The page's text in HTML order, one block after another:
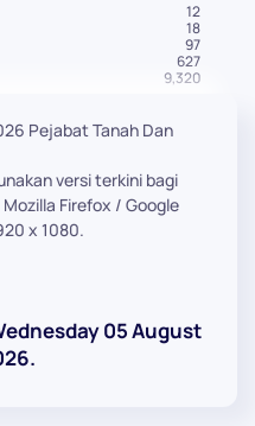
12
18
97
627
9,320
Pejabat Tanah Dan
versi terkini bagi
Firefox / Google
x 1080.
05 August